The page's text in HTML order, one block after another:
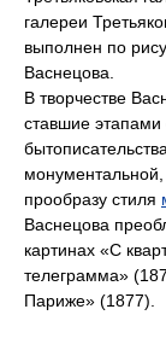
галереи
выполнен по
Васнецова.
В творчестве
ставшие
прообразу стиля
Васнецова
картинах «С
телеграмма»
Париже» (1877).